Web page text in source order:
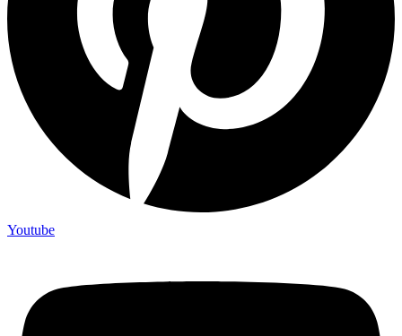
Youtube